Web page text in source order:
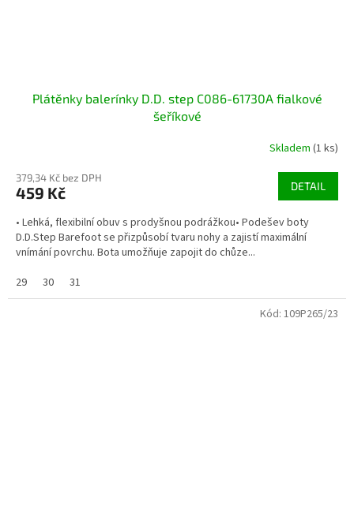
Plátěnky balerínky D.D. step C086-61730A fialkové
šeříkové
Skladem (1 ks)
379,34 Kč bez DPH
459 Kč DETAIL
• Lehká, flexibilní obuv s prodyšnou podrážkou• Podešev boty
D.D.Step Barefoot se přizpůsobí tvaru nohy a zajistí maximální
vnímání povrchu. Bota umožňuje zapojit do chůze...
29
30 31
Kód: 109P265/23